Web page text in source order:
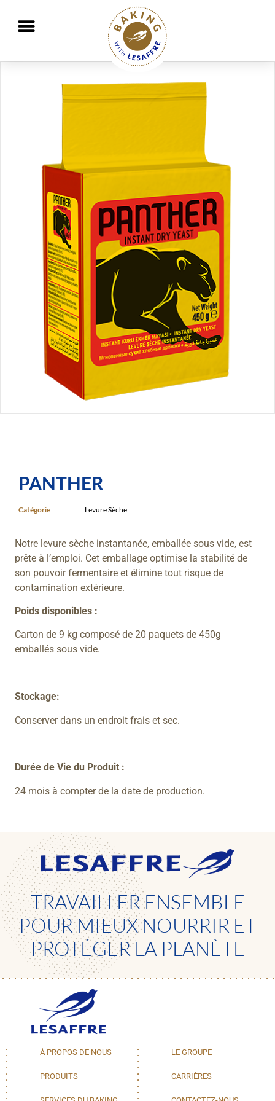
Travailler ensemble pour mieux nourrir et protéger la planète
PANTHER
Catégorie Levure Sèche
Notre levure sèche instantanée, emballée sous vide, est
prête à l’emploi. Cet emballage optimise la stabilité de
son pouvoir fermentaire et élimine tout risque de
contamination extérieure.
Poids disponibles :
Carton de 9 kg composé de 20 paquets de 450g
emballés sous vide.
Stockage:
Conserver dans un endroit frais et sec.
Durée de Vie du Produit :
24 mois à compter de la date de production.
TRAVAILLER ENSEMBLE
POUR MIEUX NOURRIR ET
PROTÉGER LA PLANÈTE
À PROPOS DE NOUS
PRODUITS
LE GROUPE
CARRIÈRES